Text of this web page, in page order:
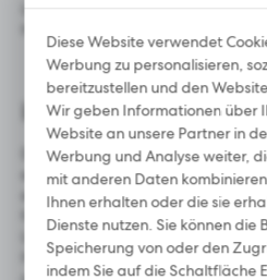
Ideal für
Diese Kleber eignen sich besonders
eine schnelle Aushärtung und
entscheidend sind. Ihre
fehlerfreie Verbindung von
Light Volume und Mega Volume
Haftung verhindert das Verrutschen
Diese Website verwendet
Werbung zu personalisieren,
bereitzustellen und den
Wir geben Informationen über
Website an unsere Partner in
Werbung und Analyse weiter,
mit anderen Daten
Ihnen erhalten oder die sie
Dienste nutzen. Sie können die
Speicherung von oder den
indem Sie auf die Schaltfläche